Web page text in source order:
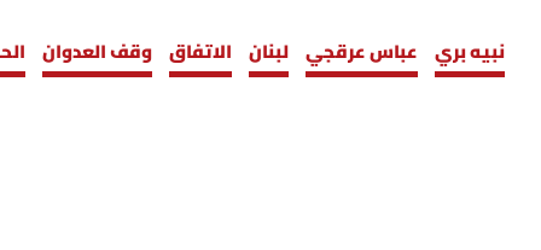
نبيه بري عباس عرقجي لبنان الاتفاق وقف العدوان